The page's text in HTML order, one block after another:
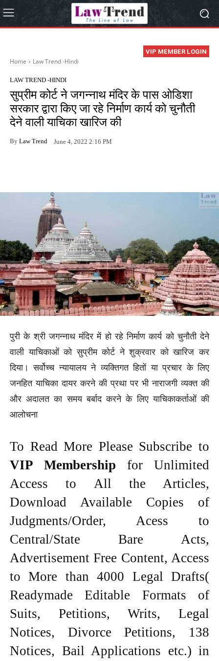
VIP MEMBER LOGIN
Home Law Trend -Hindi
LAW TREND -HINDI
सुप्रीम कोर्ट ने जगन्नाथ मंदिर के पास ओडिशा
सरकार द्वारा किए जा रहे निर्माण कार्य को चुनौती
देने वाली याचिका खारिज की
By Law Trend June 4, 2022 2:16 PM
पुरी के श्री जगन्नाथ मंदिर में हो रहे निर्माण कार्य को चुनौती देने
वाली याचिकाओं को सुप्रीम कोर्ट ने शुक्रवार को खारिज कर
दिया। सर्वोच्च न्यायालय ने व्यक्तिगत हितों या प्रचार के लिए
जनहित याचिका दायर करने की प्रथा पर भी नाराजगी व्यक्त की
और अदालत का समय बर्बाद करने के लिए याचिकाकर्ताओं की
आलोचना
To Read More Please Subscribe to
VIP Membership for Unlimited
Access to All the Articles,
Download Available Copies of
Judgments/Order, Acess to
Central/State Bare Acts,
Advertisement Free Content, Access
to More than 4000 Legal Drafts(
Readymade Editable Formats of
Suits, Petitions, Writs, Legal
Notices, Divorce Petitions, 138
Notices, Bail Applications etc.) in